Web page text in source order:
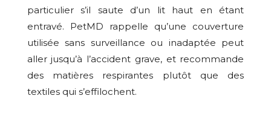
particulier s’il saute d’un lit haut en étant
entravé. PetMD rappelle qu’une couverture
utilisée sans surveillance ou inadaptée peut
aller jusqu’à l’accident grave, et recommande
des matières respirantes plutôt que des
textiles qui s’effilochent.